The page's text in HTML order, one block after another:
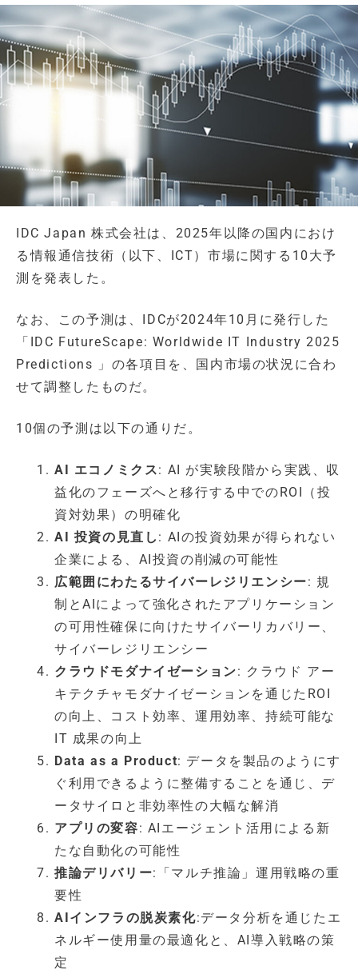
IDC Japan 株式会社は、2025年以降の国内におけ
る情報通信技術（以下、ICT）市場に関する10大予
測を発表した。
なお、この予測は、IDCが2024年10月に発行した
「IDC FutureScape: Worldwide IT Industry 2025
Predictions 」の各項目を、国内市場の状況に合わ
せて調整したものだ。
10個の予測は以下の通りだ。
AI エコノミクス: AI が実験段階から実践、収
益化のフェーズへと移行する中でのROI（投
資対効果）の明確化
AI 投資の見直し : AIの投資効果が得られない
企業による、AI投資の削減の可能性
広範囲にわたるサイバーレジリエンシー: 規
制とAIによって強化されたアプリケーション
の可用性確保に向けたサイバーリカバリー、
サイバーレジリエンシー
クラウドモダナイゼーション: クラウド アー
キテクチャモダナイゼーションを通じたROI
の向上、コスト効率、運用効率、持続可能な
IT 成果の向上
Data as a Product: データを製品のようにす
ぐ利用できるように整備することを通じ、デ
ータサイロと非効率性の大幅な解消
アプリの変容: AIエージェント活用による新
たな自動化の可能性
推論デリバリー:「マルチ推論」運用戦略の重
要性
AIインフラの脱炭素化:データ分析を通じたエ
ネルギー使用量の最適化と、AI導入戦略の策
定